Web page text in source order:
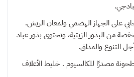
على الجهاز الهضمي ولمعان الريش.
من البذور الزيتية، وتحتوي بذور عباد
مصدرًا للكالسيوم . خليط الأعلاف